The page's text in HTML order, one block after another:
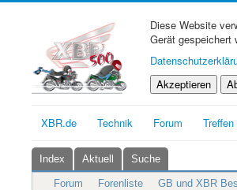
Diese Website
Gerät gespeichert
Akzeptieren
XBR.de Technik Forum
Index Aktuell Suche
Forum Forenliste GB und XBR